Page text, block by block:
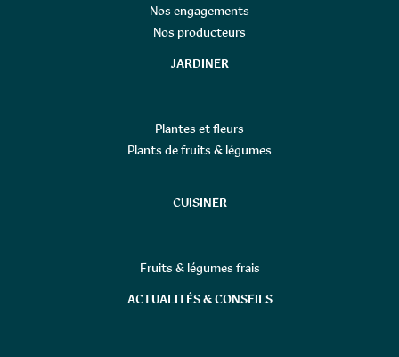
Nos engagements
Nos producteurs
JARDINER
Plantes et fleurs
Plants de fruits & légumes
CUISINER
Fruits & légumes frais
ACTUALITÉS & CONSEILS